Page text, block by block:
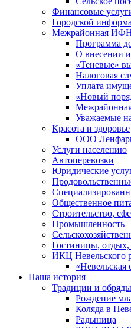
Финансовые
Городской
Межрайонная
Программа
О внесении
«Теневые»
Налоговая
Уплата
«Новый
Уважаемые
Красота и здоровье
ООО
Услуги населению
Автоперевозки
Юридические
Общественное
Строительство,
Промышленность
Гостиницы, отдых,
ИКЦ Невельского
Наша история
Традиции и обряды
Рождение
Коляда в
Радыница